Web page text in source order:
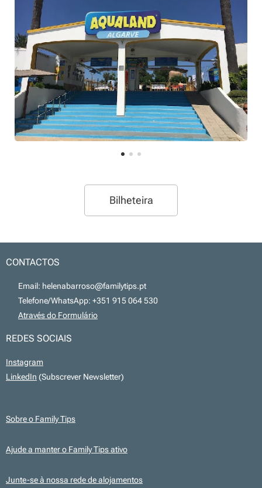
Bilheteira
CONTACTOS
📧 Email: helenabarroso@familytips.pt
📞 Telefone/WhatsApp: +351 915 064 530
Através do Formulário
REDES SOCIAIS
Instagram
LinkedIn (Subscrever Newsletter)
Sobre o Family Tips
Ajude a manter o Family Tips ativo
Junte-se à nossa rede de alojamentos